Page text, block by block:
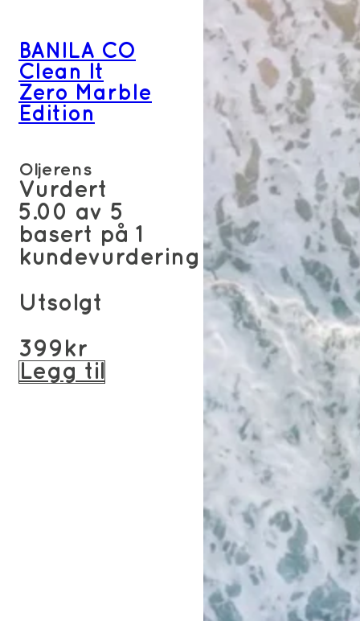
BANILA CO
Clean It
Zero Marble
Edition
Oljerens
Vurdert
5.00 av 5
basert på 1
kundevurdering
Utsolgt
399 kr
Legg til